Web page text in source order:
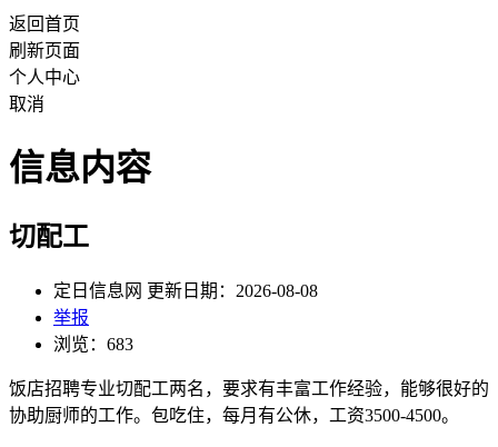
返回首页
刷新页面
个人中心
取消
信息内容
切配工
定日信息网 更新日期：2026-08-08
举报
浏览：683
饭店招聘专业切配工两名，要求有丰富工作经验，能够很好的
协助厨师的工作。包吃住，每月有公休，工资3500-4500。